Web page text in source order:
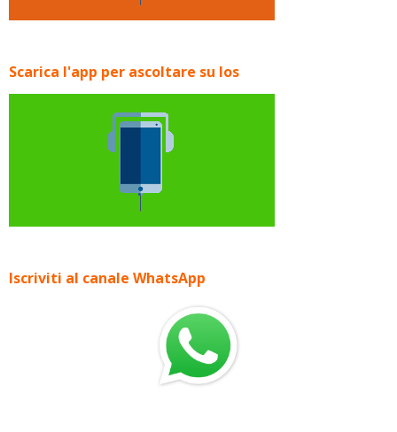
Scarica l'app per ascoltare su Ios
Iscriviti al canale WhatsApp